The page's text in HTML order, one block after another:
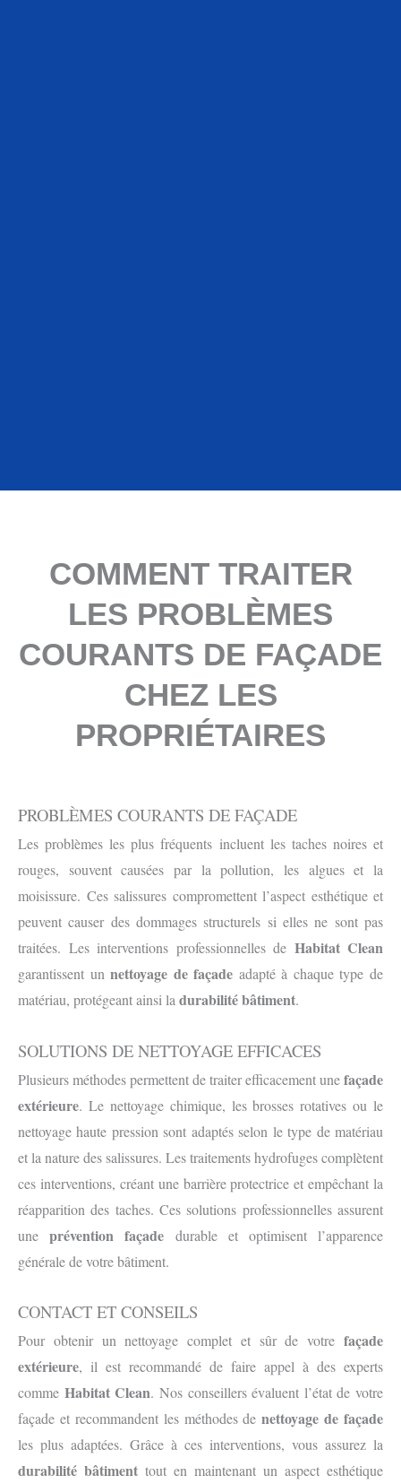
COMMENT TRAITER
LES PROBLÈMES
COURANTS DE FAÇADE
CHEZ LES
PROPRIÉTAIRES
PROBLÈMES COURANTS DE FAÇADE
Les problèmes les plus fréquents incluent les taches noires et
rouges, souvent causées par la pollution, les algues et la
moisissure. Ces salissures compromettent l’aspect esthétique et
peuvent causer des dommages structurels si elles ne sont pas
traitées. Les interventions professionnelles de Habitat Clean
garantissent unnettoyage de façade adapté à chaque type de
matériau, protégeant ainsi la durabilité bâtiment.
SOLUTIONS DE NETTOYAGE EFFICACES
Plusieurs méthodes permettent de traiter efficacement unefaçade
extérieure. Le nettoyage chimique, les brosses rotatives ou le
nettoyage haute pression sont adaptés selon le type de matériau
et la nature des salissures. Les traitements hydrofuges complètent
ces interventions, créant une barrière protectrice et empêchant la
réapparition des taches. Ces solutions professionnelles assurent
uneprévention façade durable et optimisent l’apparence
générale de votre bâtiment.
CONTACT ET CONSEILS
Pour obtenir un nettoyage complet et sûr de votre façade
extérieure, il est recommandé de faire appel à des experts
comme Habitat Clean. Nos conseillers évaluent l’état de votre
façade et recommandent les méthodes denettoyage de façade
les plus adaptées. Grâce à ces interventions, vous assurez la
durabilité bâtiment tout en maintenant un aspect esthétique